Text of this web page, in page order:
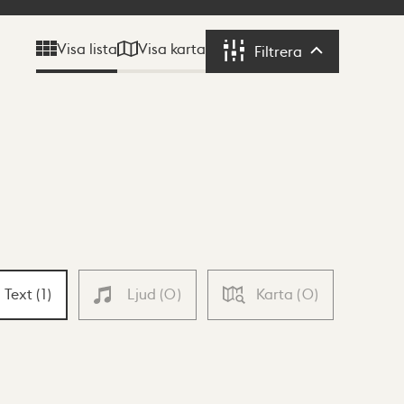
Visa lista Visa karta Filtrera Filtrera
Text (1) Ljud (0) Karta (0)